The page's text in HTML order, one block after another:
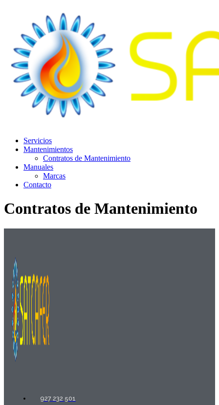
Servicios
Mantenimientos
Contratos de Mantenimiento
Manuales
Marcas
Contacto
Contratos de Mantenimiento
927 232 501